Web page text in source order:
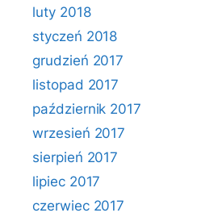
luty 2018
styczeń 2018
grudzień 2017
listopad 2017
październik 2017
wrzesień 2017
sierpień 2017
lipiec 2017
czerwiec 2017